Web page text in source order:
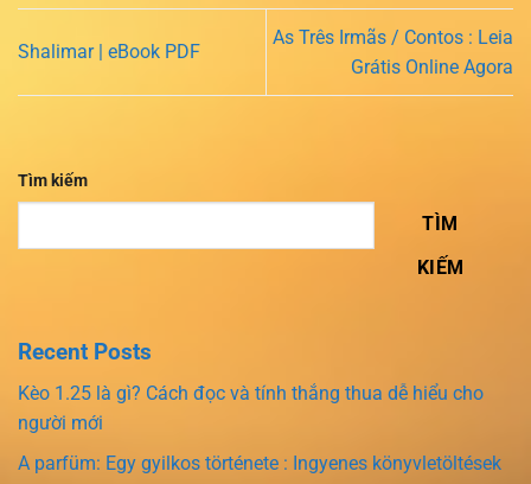
Shalimar | eBook PDF
As Três Irmãs / Contos : Leia
Grátis Online Agora
Tìm kiếm
TÌM
KIẾM
Recent Posts
Kèo 1.25 là gì? Cách đọc và tính thắng thua dễ hiểu cho
người mới
A parfüm: Egy gyilkos története : Ingyenes könyvletöltések